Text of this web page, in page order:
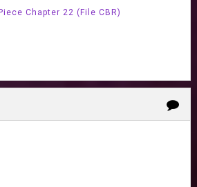
Chapter 22 (File CBR)